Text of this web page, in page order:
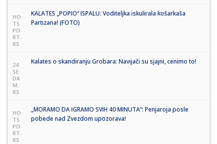
HO
TS
PO
RT.
RS
KALATES „POPIO“ ISPALU: Voditeljka iskulirala košarkaša
Partizana! (FOTO)
24
SE
DA
M.
RS
Kalates o skandiranju Grobara: Navijači su sjajni, cenimo to!
HO
TS
PO
RT.
RS
„MORAMO DA IGRAMO SVIH 40 MINUTA“: Penjaroja posle
pobede nad Zvezdom upozorava!